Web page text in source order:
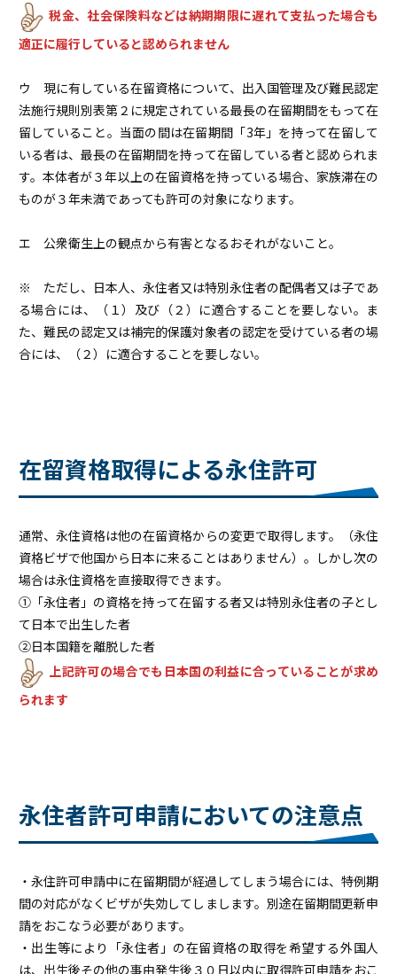
税金、社会保険料などは納期期限に遅れて支払った場合も
適正に履行していると認められません
ウ 現に有している在留資格について、出入国管理及び難民認定
法施行規則別表第２に規定されている最長の在留期間をもって在
留していること。当面の間は在留期間「3年」を持って在留して
いる者は、最長の在留期間を持って在留している者と認められま
す。本体者が３年以上の在留資格を持っている場合、家族滞在の
ものが３年未満であっても許可の対象になります。
エ 公衆衛生上の観点から有害となるおそれがないこと。
※ ただし、日本人、永住者又は特別永住者の配偶者又は子であ
る場合には、（１）及び（２）に適合することを要しない。ま
た、難民の認定又は補完的保護対象者の認定を受けている者の場
合には、（２）に適合することを要しない。
在留資格取得による永住許可
通常、永住資格は他の在留資格からの変更で取得します。（永住
資格ビザで他国から日本に来ることはありません）。しかし次の
場合は永住資格を直接取得できます。
①「永住者」の資格を持って在留する者又は特別永住者の子とし
て日本で出生した者
②日本国籍を離脱した者
上記許可の場合でも日本国の利益に合っていることが求め
られます
永住者許可申請においての注意点
・永住許可申請中に在留期間が経過してしまう場合には、特例期
間の対応がなくビザが失効してしまします。別途在留期間更新申
請をおこなう必要があります。
・出生等により「永住者」の在留資格の取得を希望する外国人
は、出生後その他の事由発生後３０日以内に取得許可申請をおこ